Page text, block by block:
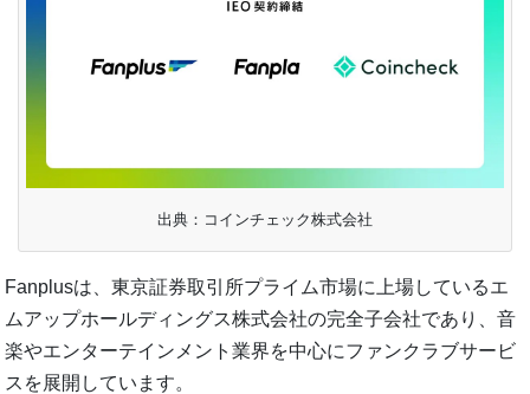
出典：コインチェック株式会社
Fanplusは、東京証券取引所プライム市場に上場しているエ
ムアップホールディングス株式会社の完全子会社であり、音
楽やエンターテインメント業界を中心にファンクラブサービ
スを展開しています。